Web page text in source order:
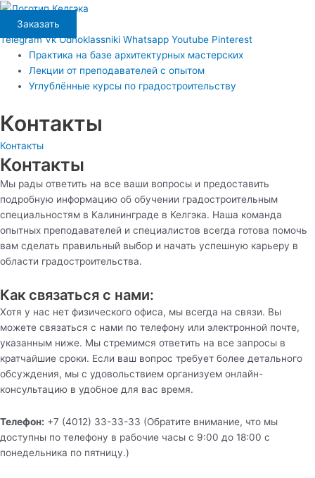
Перейти
содержимому
Заказать
Telegram Vk Odnoklassniki Whatsapp Youtube Pinterest
Main
Menu
Практика на базе архитектурных мастерских
Лекции от преподавателей с опытом
Углублённые курсы по градостроительству
Контакты
Контакты
Контакты
Мы рады ответить на все ваши вопросы и предоставить
подробную информацию об обучении градостроительным
специальностям в Калининграде в Келгэка. Наша команда
опытных преподавателей и специалистов всегда готова помочь
вам сделать правильный выбор и начать успешную карьеру в
области градостроительства.
Как связаться с нами:
Хотя у нас нет физического офиса, мы всегда на связи. Вы
можете связаться с нами по телефону или электронной почте,
указанным ниже. Мы стремимся ответить на все запросы в
кратчайшие сроки. Если ваш вопрос требует более детального
обсуждения, мы с удовольствием организуем онлайн-
консультацию в удобное для вас время.
Телефон: +7 (4012) 33-33-33 (Обратите внимание, что мы
доступны по телефону в рабочие часы с 9:00 до 18:00 с
понедельника по пятницу.)